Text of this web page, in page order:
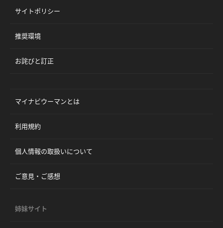
サイトポリシー
推奨環境
お詫びと訂正
マイナビウーマンとは
利用規約
個人情報の取扱いについて
ご意見・ご感想
姉妹サイト